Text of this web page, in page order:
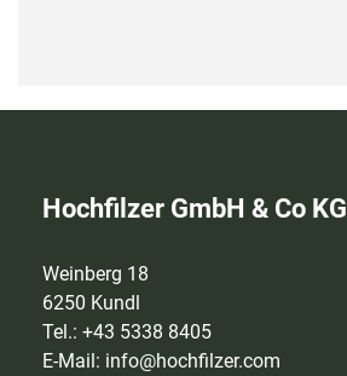
Hochfilzer GmbH & Co KG
Weinberg 18
6250 Kundl
Tel.: +43 5338 8405
E-Mail: info@hochfilzer.com